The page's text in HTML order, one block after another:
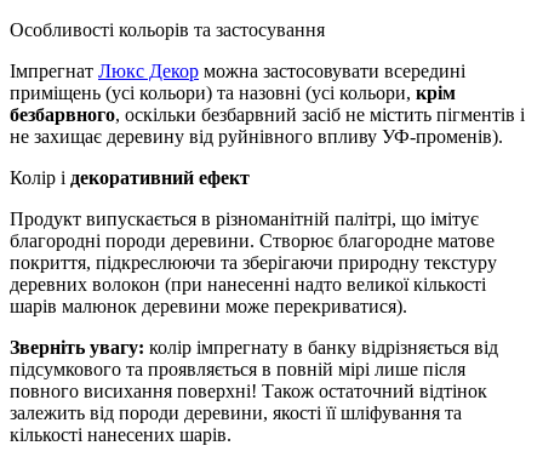
Особливості кольорів та застосування
Імпрегнат Люкс Декор можна застосовувати всередині
приміщень (усі кольори) та назовні (усі кольори, крім
безбарвного, оскільки безбарвний засіб не містить пігментів і
не захищає деревину від руйнівного впливу УФ-променів).
Колір і декоративний ефект
Продукт випускається в різноманітній палітрі, що імітує
благородні породи деревини. Створює благородне матове
покриття, підкреслюючи та зберігаючи природну текстуру
деревних волокон (при нанесенні надто великої кількості
шарів малюнок деревини може перекриватися).
Зверніть увагу: колір імпрегнату в банку відрізняється від
підсумкового та проявляється в повній мірі лише після
повного висихання поверхні! Також остаточний відтінок
залежить від породи деревини, якості її шліфування та
кількості нанесених шарів.